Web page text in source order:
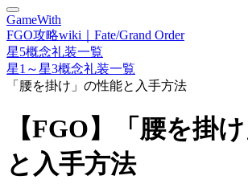
GameWith
FGO攻略wiki｜Fate/Grand Order
星5概念礼装一覧
星1～星3概念礼装一覧
「腰を掛け」の性能と入手方法
【FGO】「腰を掛
と入手方法